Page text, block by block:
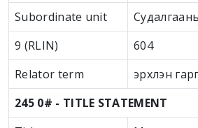
Subordinate unit
9 (RLIN)
604
Relator term
эрхлэн
245 0# - TITLE STATEMENT